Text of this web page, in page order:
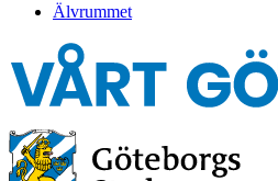
Älvrummet